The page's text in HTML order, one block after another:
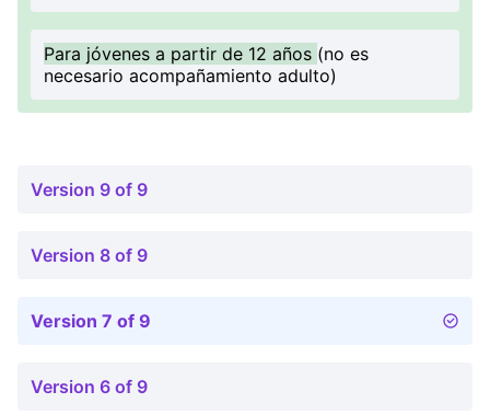
Para jóvenes a partir de 12 años (no es
necesario acompañamiento adulto)
Version 9 of 9
Version 8 of 9
Version 7 of 9
Version 6 of 9